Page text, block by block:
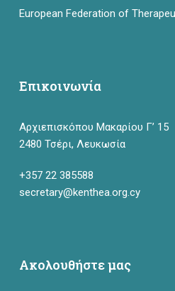
European Federation of
Επικοινωνία
Αρχιεπισκόπου Μακαρίου Γ’ 15
2480 Τσέρι, Λευκωσία
+357 22 385588
secretary@kenthea.org.cy
Ακολουθήστε μας